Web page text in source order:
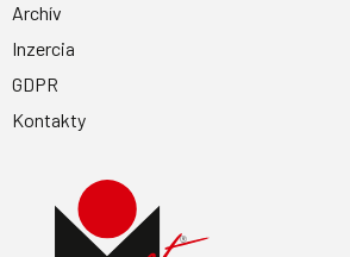
Archív
Inzercia
GDPR
Kontakty